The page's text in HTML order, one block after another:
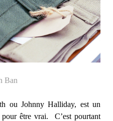
Ban
ou Johnny Halliday, est un
être vrai. C’est pourtant